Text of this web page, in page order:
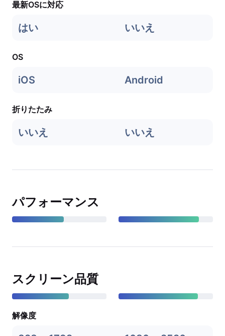
最新OSに対応
はい いいえ
OS
iOS Android
折りたたみ
いいえ いいえ
パフォーマンス
スクリーン品質
解像度